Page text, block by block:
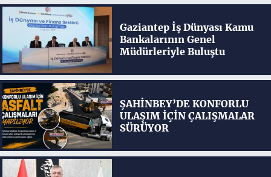
Gaziantep İş Dünyası Kamu
Bankalarının Genel
Müdürleriyle Buluştu
ŞAHİNBEY’DE KONFORLU
ULAŞIM İÇİN ÇALIŞMALAR
SÜRÜYOR